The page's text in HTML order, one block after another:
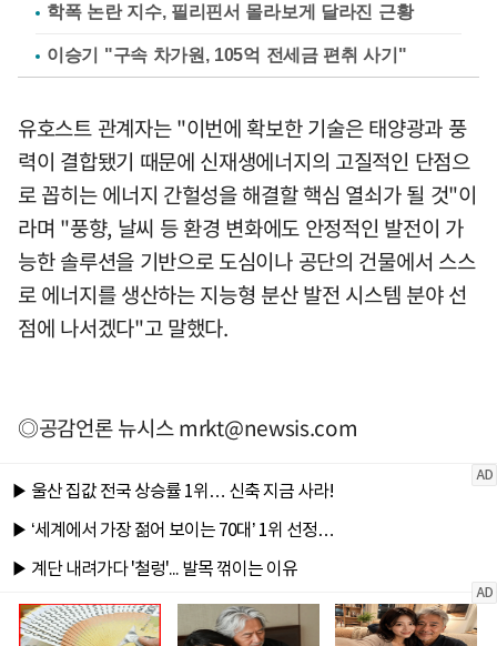
학폭 논란 지수, 필리핀서 몰라보게 달라진 근황
이승기 "구속 차가원, 105억 전세금 편취 사기"
유호스트 관계자는 "이번에 확보한 기술은 태양광과 풍
력이 결합됐기 때문에 신재생에너지의 고질적인 단점으
로 꼽히는 에너지 간헐성을 해결할 핵심 열쇠가 될 것"이
라며 "풍향, 날씨 등 환경 변화에도 안정적인 발전이 가
능한 솔루션을 기반으로 도심이나 공단의 건물에서 스스
로 에너지를 생산하는 지능형 분산 발전 시스템 분야 선
점에 나서겠다"고 말했다.
◎공감언론 뉴시스mrkt@newsis.com